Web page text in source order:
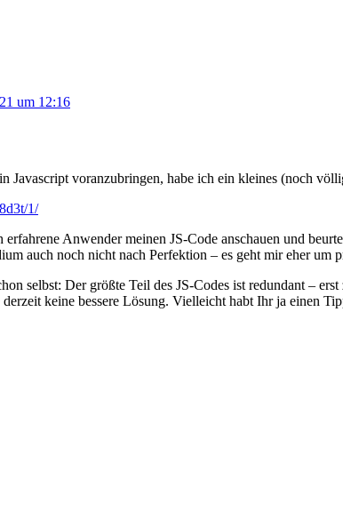
um 12:16
Javascript voranzubringen, habe ich ein kleines (noch
1/
erfahrene Anwender meinen JS-Code anschauen und
auch noch nicht nach Perfektion – es geht mir eher
selbst: Der größte Teil des JS-Codes ist redundant –
keine bessere Lösung. Vielleicht habt Ihr ja einen